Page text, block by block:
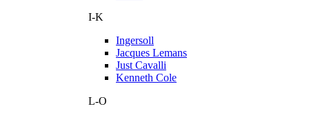
I-K
Ingersoll
Jacques Lemans
Just Cavalli
Kenneth Cole
L-O